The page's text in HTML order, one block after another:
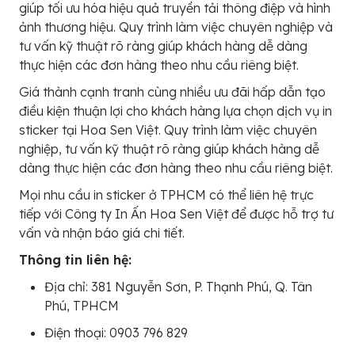
giúp tối ưu hóa hiệu quả truyền tải thông điệp và hình
ảnh thương hiệu. Quy trình làm việc chuyên nghiệp và
tư vấn kỹ thuật rõ ràng giúp khách hàng dễ dàng
thực hiện các đơn hàng theo nhu cầu riêng biệt.
Giá thành cạnh tranh cùng nhiều ưu đãi hấp dẫn tạo
điều kiện thuận lợi cho khách hàng lựa chọn dịch vụ in
sticker tại Hoa Sen Việt. Quy trình làm việc chuyên
nghiệp, tư vấn kỹ thuật rõ ràng giúp khách hàng dễ
dàng thực hiện các đơn hàng theo nhu cầu riêng biệt.
Mọi nhu cầu in sticker ở TPHCM có thể liên hệ trực
tiếp với Công ty In Ấn Hoa Sen Việt để được hỗ trợ tư
vấn và nhận báo giá chi tiết.
Thông tin liên hệ:
Địa chỉ: 381 Nguyễn Sơn, P. Thạnh Phú, Q. Tân
Phú, TPHCM
Điện thoại: 0903 796 829